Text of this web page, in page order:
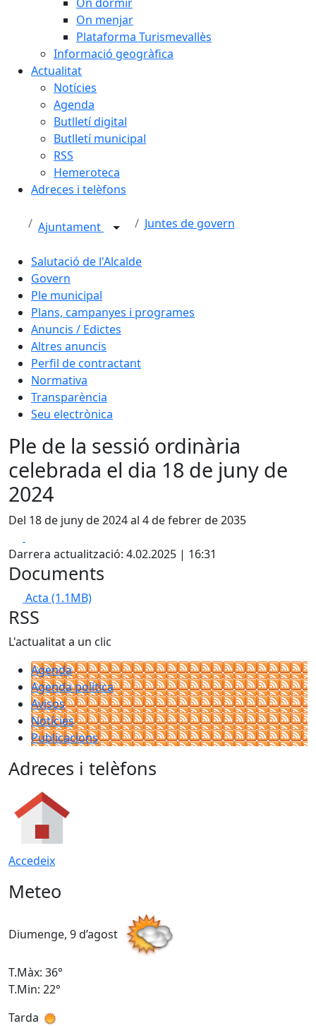
On menjar
Plataforma Turismevallès
Informació geogràfica
Actualitat
Notícies
Agenda
Butlletí digital
Butlletí municipal
RSS
Hemeroteca
Adreces i telèfons
Ajuntament Juntes de govern
Salutació de l'Alcalde
Govern
Ple municipal
Plans, campanyes i programes
Anuncis / Edictes
Altres anuncis
Perfil de contractant
Normativa
Transparència
Seu electrònica
Ple de la sessió ordinària
celebrada el dia 18 de juny de
2024
Del 18 de juny de 2024 al 4 de febrer de 2035
Darrera actualització: 4.02.2025 | 16:31
Documents
Acta (1.1MB)
RSS
L'actualitat a un clic
Agenda
Agenda política
Avisos
Notícies
Publicacions
Adreces i telèfons
Accedeix
Meteo
Diumenge, 9 d’agost
T.Màx: 36°
T.Min: 22°
Tarda